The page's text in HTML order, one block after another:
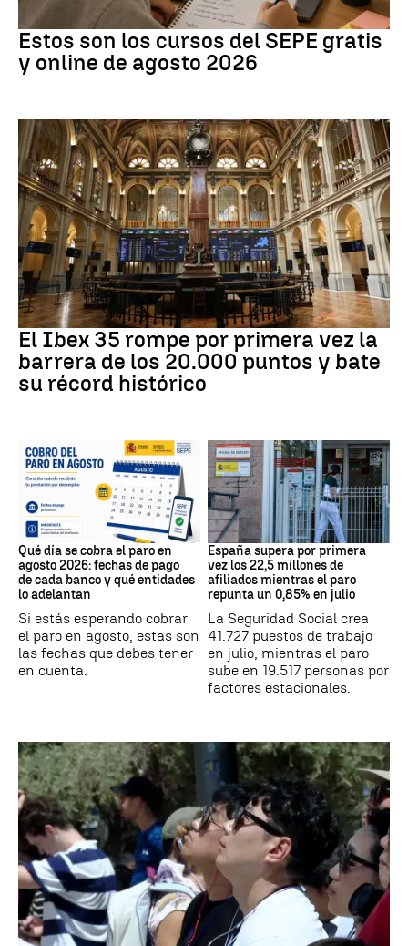
Estos son los cursos del SEPE gratis
y online de agosto 2026
Bolsa
El Ibex 35 rompe por primera vez la
barrera de los 20.000 puntos y bate
su récord histórico
Prestaciones
Qué día se cobra el paro en
agosto 2026: fechas de pago
de cada banco y qué entidades
lo adelantan
Si estás esperando cobrar
el paro en agosto, estas son
las fechas que debes tener
en cuenta.
Datos Empleo
España supera por primera
vez los 22,5 millones de
afiliados mientras el paro
repunta un 0,85% en julio
La Seguridad Social crea
41.727 puestos de trabajo
en julio, mientras el paro
sube en 19.517 personas por
factores estacionales.